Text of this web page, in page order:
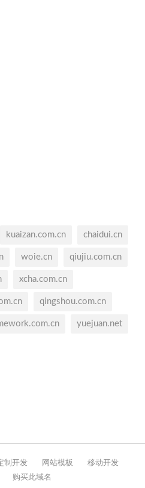
kuaizan.com.cn chaidui.cn
woie.cn qiujiu.com.cn
xcha.com.cn
qingshou.com.cn
yuejuan.net
制开发 网站模板
移动开发
购买此域名